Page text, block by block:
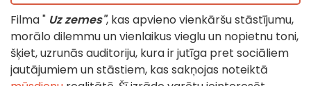
Filma " Uz zemes", kas apvieno vienkāršu stāstījumu,
morālo dilemmu un vienlaikus vieglu un nopietnu toni,
šķiet, uzrunās auditoriju, kura ir jutīga pret sociāliem
jautājumiem un stāstiem, kas sakņojas noteiktā